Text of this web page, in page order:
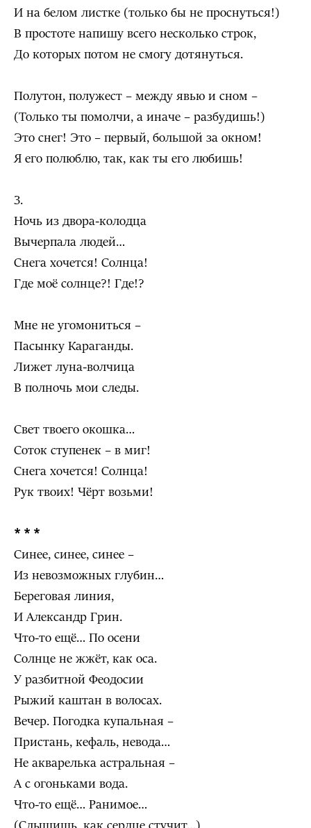
И на белом листке (только бы не проснуться!)
В простоте напишу всего несколько строк,
До которых потом не смогу дотянуться.
Полутон, полужест – между явью и сном –
(Только ты помолчи, а иначе – разбудишь!)
Это снег! Это – первый, большой за окном!
Я его полюблю, так, как ты его любишь!
3.
Ночь из двора-колодца
Вычерпала людей…
Снега хочется! Солнца!
Где моё солнце?! Где!?
Мне не угомониться –
Пасынку Караганды.
Лижет луна-волчица
В полночь мои следы.
Свет твоего окошка…
Соток ступенек – в миг!
Снега хочется! Солнца!
Рук твоих! Чёрт возьми!
* * *
Синее, синее, синее –
Из невозможных глубин…
Береговая линия,
И Александр Грин.
Что-то ещё… По осени
Солнце не жжёт, как оса.
У разбитной Феодосии
Рыжий каштан в волосах.
Вечер. Погодка купальная –
Пристань, кефаль, невода…
Не акварелька астральная –
А с огоньками вода.
Что-то ещё… Ранимое…